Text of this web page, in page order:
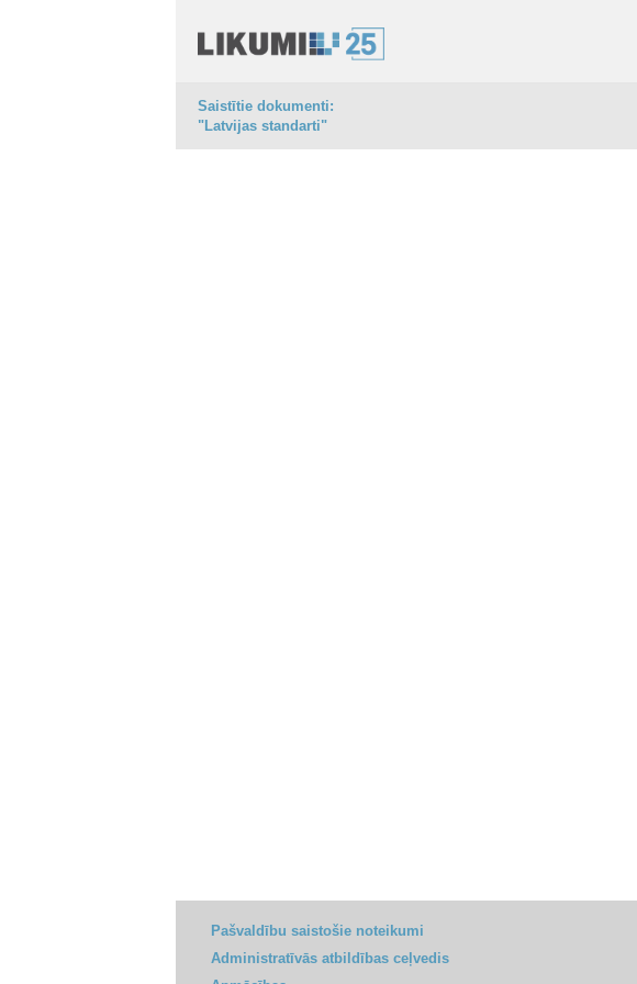
Saistītie dokumenti:
"Latvijas standarti"
Pašvaldību saistošie noteikumi
Administratīvās atbildības ceļvedis